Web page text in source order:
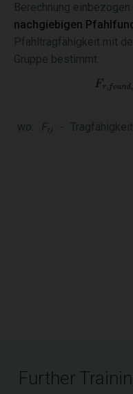
Berechnung
nachgiebigen
Pfahltragfähigkeit mit
Gruppe bestimmt:
wo: Fr,i -
Further